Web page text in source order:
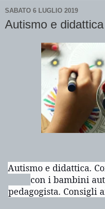
SABATO 6 LUGLIO 2019
Autismo e didattica
Autismo e didattica.
con i bambini
pedagogista. Consigli